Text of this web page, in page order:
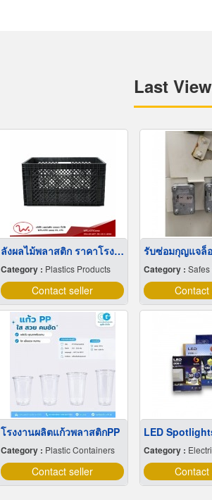
ลังผลไม้พลาสติก ราคาโรงงาน
Category : Plastics Products
Contact seller
โรงงานผลิตแก้วพลาสติกPP
Category : Plastic Containers
Contact seller
Last
รับซ่อมกุญแจล็อ
Category : Safes &
Contact
Category : Electric Equipment
Contact